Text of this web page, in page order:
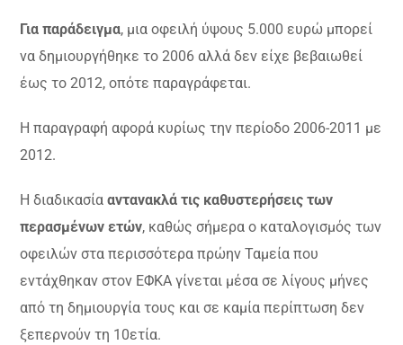
Για παράδειγμα, μια οφειλή ύψους 5.000 ευρώ μπορεί
να δημιουργήθηκε το 2006 αλλά δεν είχε βεβαιωθεί
έως το 2012, οπότε παραγράφεται.
Η παραγραφή αφορά κυρίως την περίοδο 2006-2011 με
2012.
Η διαδικασίααντανακλά τις καθυστερήσεις των
περασμένων ετών, καθώς σήμερα ο καταλογισμός των
οφειλών στα περισσότερα πρώην Ταμεία που
εντάχθηκαν στον ΕΦΚΑ γίνεται μέσα σε λίγους μήνες
από τη δημιουργία τους και σε καμία περίπτωση δεν
ξεπερνούν τη 10ετία.